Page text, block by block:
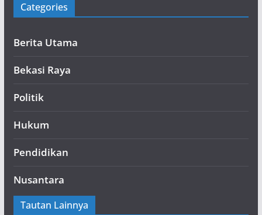
Categories
Berita Utama
Bekasi Raya
Politik
Hukum
Pendidikan
Nusantara
Tautan Lainnya